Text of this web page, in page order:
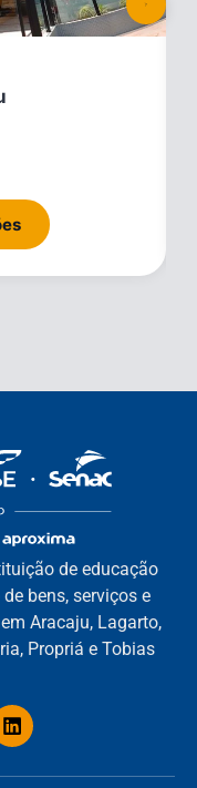
de educação
bens, serviços e
Aracaju, Lagarto,
Propriá e Tobias